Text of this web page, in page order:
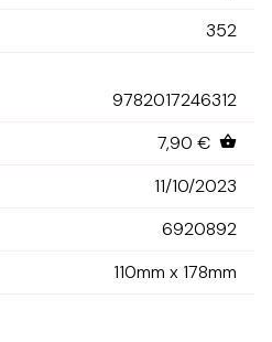
352
9782017246312
7,90 € shopping_basket
11/10/2023
6920892
110mm x 178mm